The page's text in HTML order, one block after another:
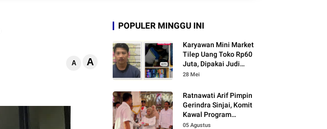
A A
POPULER MINGGU INI
Karyawan Mini Market
Tilep Uang Toko Rp60
Juta, Dipakai Judi
Online
28 Mei
Ratnawati Arif Pimpin
Gerindra Sinjai, Komit
Kawal Program
Prabowo
05 Agustus